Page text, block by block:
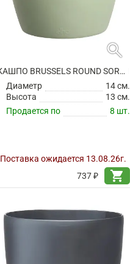
search
КАШПО BRUSSELS ROUND SORBET GREEN
Диаметр
14 см.
Высота
13 см.
Продается по
8 шт.
Поставка ожидается 13.08.26г.
737 ₽
shopping_cart